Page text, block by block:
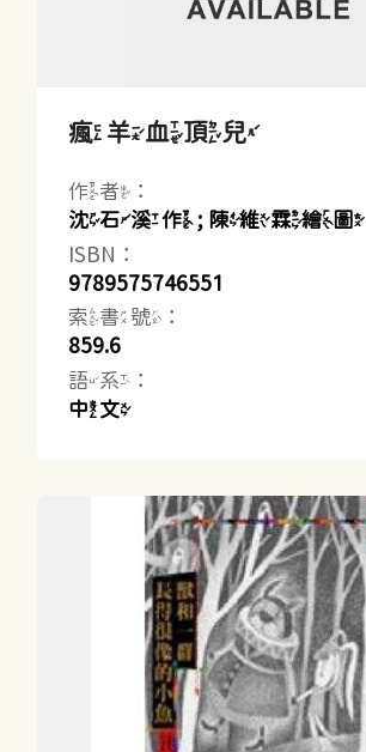
瘋羊血頂兒
作者：
沈石溪作 ; 陳維霖繪圖
ISBN：
9789575746551
索書號：
859.6
語系：
中文